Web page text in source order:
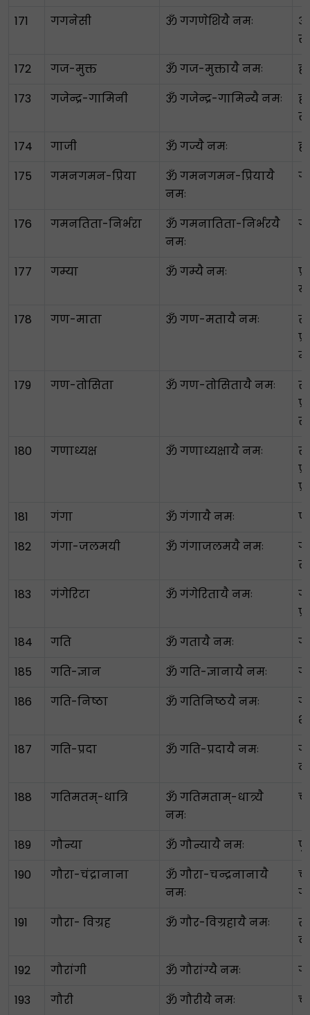
171
गगनेसी ॐ गगणेशियै नमः
172
गज-मुक्त ॐ गज-मुक्तायै नमः
173
गजेन्द्र-गामिनी ॐ गजेन्द्र-गामिन्यै नमः
174
गाजी ॐ गज्यै नमः
175
गमनगमन-प्रिया
ॐ गमनगमन-प्रियायै
नमः
176 गमनतिता-निर्भरा
ॐ गमनातिता-निर्भरयै
नमः
177 गम्या ॐ गम्यै नमः
178
गण-माता ॐ गण-मतायै नमः
179
गण-तोसिता ॐ गण-तोसितायै नमः
180
गणाध्यक्ष ॐ गणाध्यक्षायै नमः
181
गंगा ॐ गंगायै नमः
182
गंगा-जलमयी ॐ गंगाजलमयै नमः
से
183
गंगेरिटा ॐ गंगेरितायै नमः
184
गति ॐ गतायै नमः
185
गति-ज्ञान ॐ गति-ज्ञानायै नमः
186
गति-निष्ठा ॐ गतिनिष्ठयै नमः
187
गति-प्रदा ॐ गति-प्रदायै नमः
188
गतिमतम्-धात्रि
ॐ गतिमताम्-धात्र्यै
नमः
189 गौन्या ॐ गौन्यायै नमः
190
गौरा-चंद्रानाना
ॐ गौरा-चन्द्रनानायै
नमः
191
गौरा- विग्रह ॐ गौर-विग्रहायै नमः
192
गौरांगी ॐ गौरांग्यै नमः
193
गौरी ॐ गौरीयै नमः